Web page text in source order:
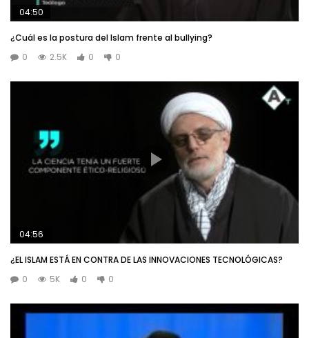
04:50
¿Cuál es la postura del Islam frente al bullying?
0
2.5K 0 0
04:56
¿EL ISLAM ESTÁ EN CONTRA DE LAS INNOVACIONES TECNOLÓGICAS?
0
5K 0 0